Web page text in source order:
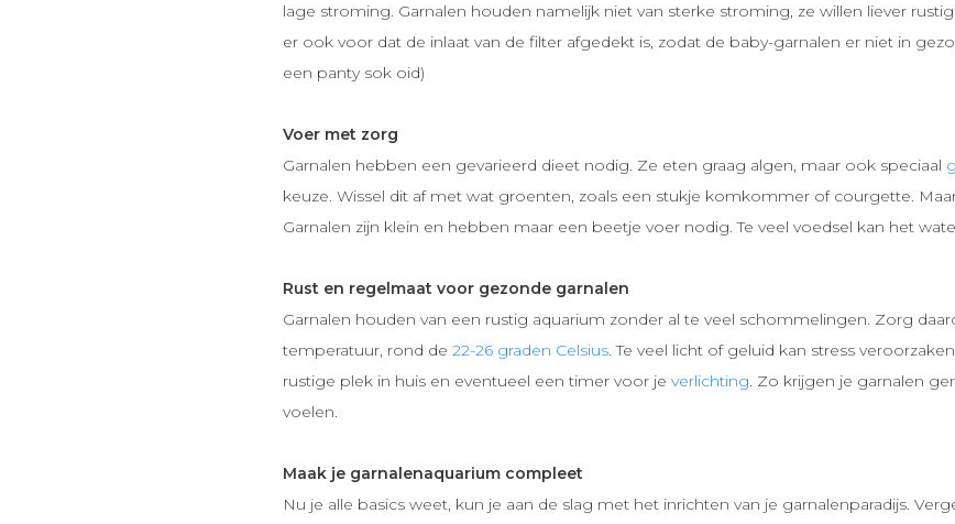
lage stroming. Garnalen houden namelijk niet van sterke stroming, ze willen liever
er ook voor dat de inlaat van de filter afgedekt is, zodat de baby-garnalen er niet in
een panty sok oid)
Voer met zorg
Garnalen hebben een gevarieerd dieet nodig. Ze eten graag algen, maar ook speciaal
keuze. Wissel dit af met wat groenten, zoals een stukje komkommer of courgette.
Garnalen zijn klein en hebben maar een beetje voer nodig. Te veel voedsel kan het
Rust en regelmaat voor gezonde garnalen
Garnalen houden van een rustig aquarium zonder al te veel schommelingen. Zorg
temperatuur, rond de22-26 graden Celsius. Te veel licht of geluid kan stress
rustige plek in huis en eventueel een timer voor jeverlichting. Zo krijgen je garnalen
voelen.
Maak je garnalenaquarium compleet
Nu je alle basics weet, kun je aan de slag met het inrichten van je garnalenparadijs.